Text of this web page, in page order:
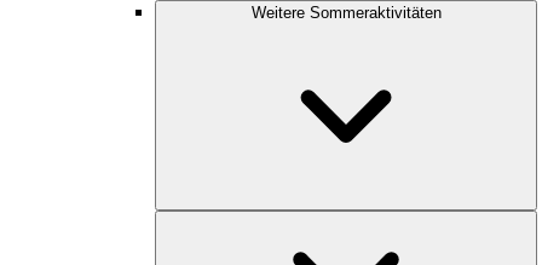
Weitere Sommeraktivitäten